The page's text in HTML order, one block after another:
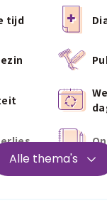
tijd
Alle thema's